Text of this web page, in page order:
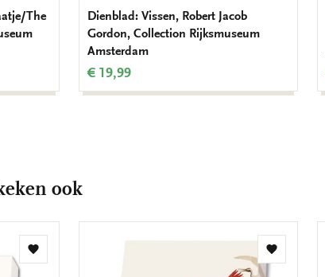
The
Dienblad: Vissen, Robert Jacob
Gordon, Collection Rijksmuseum
Amsterdam
€ 19,99
ook
Toevoegen
Toevoegen